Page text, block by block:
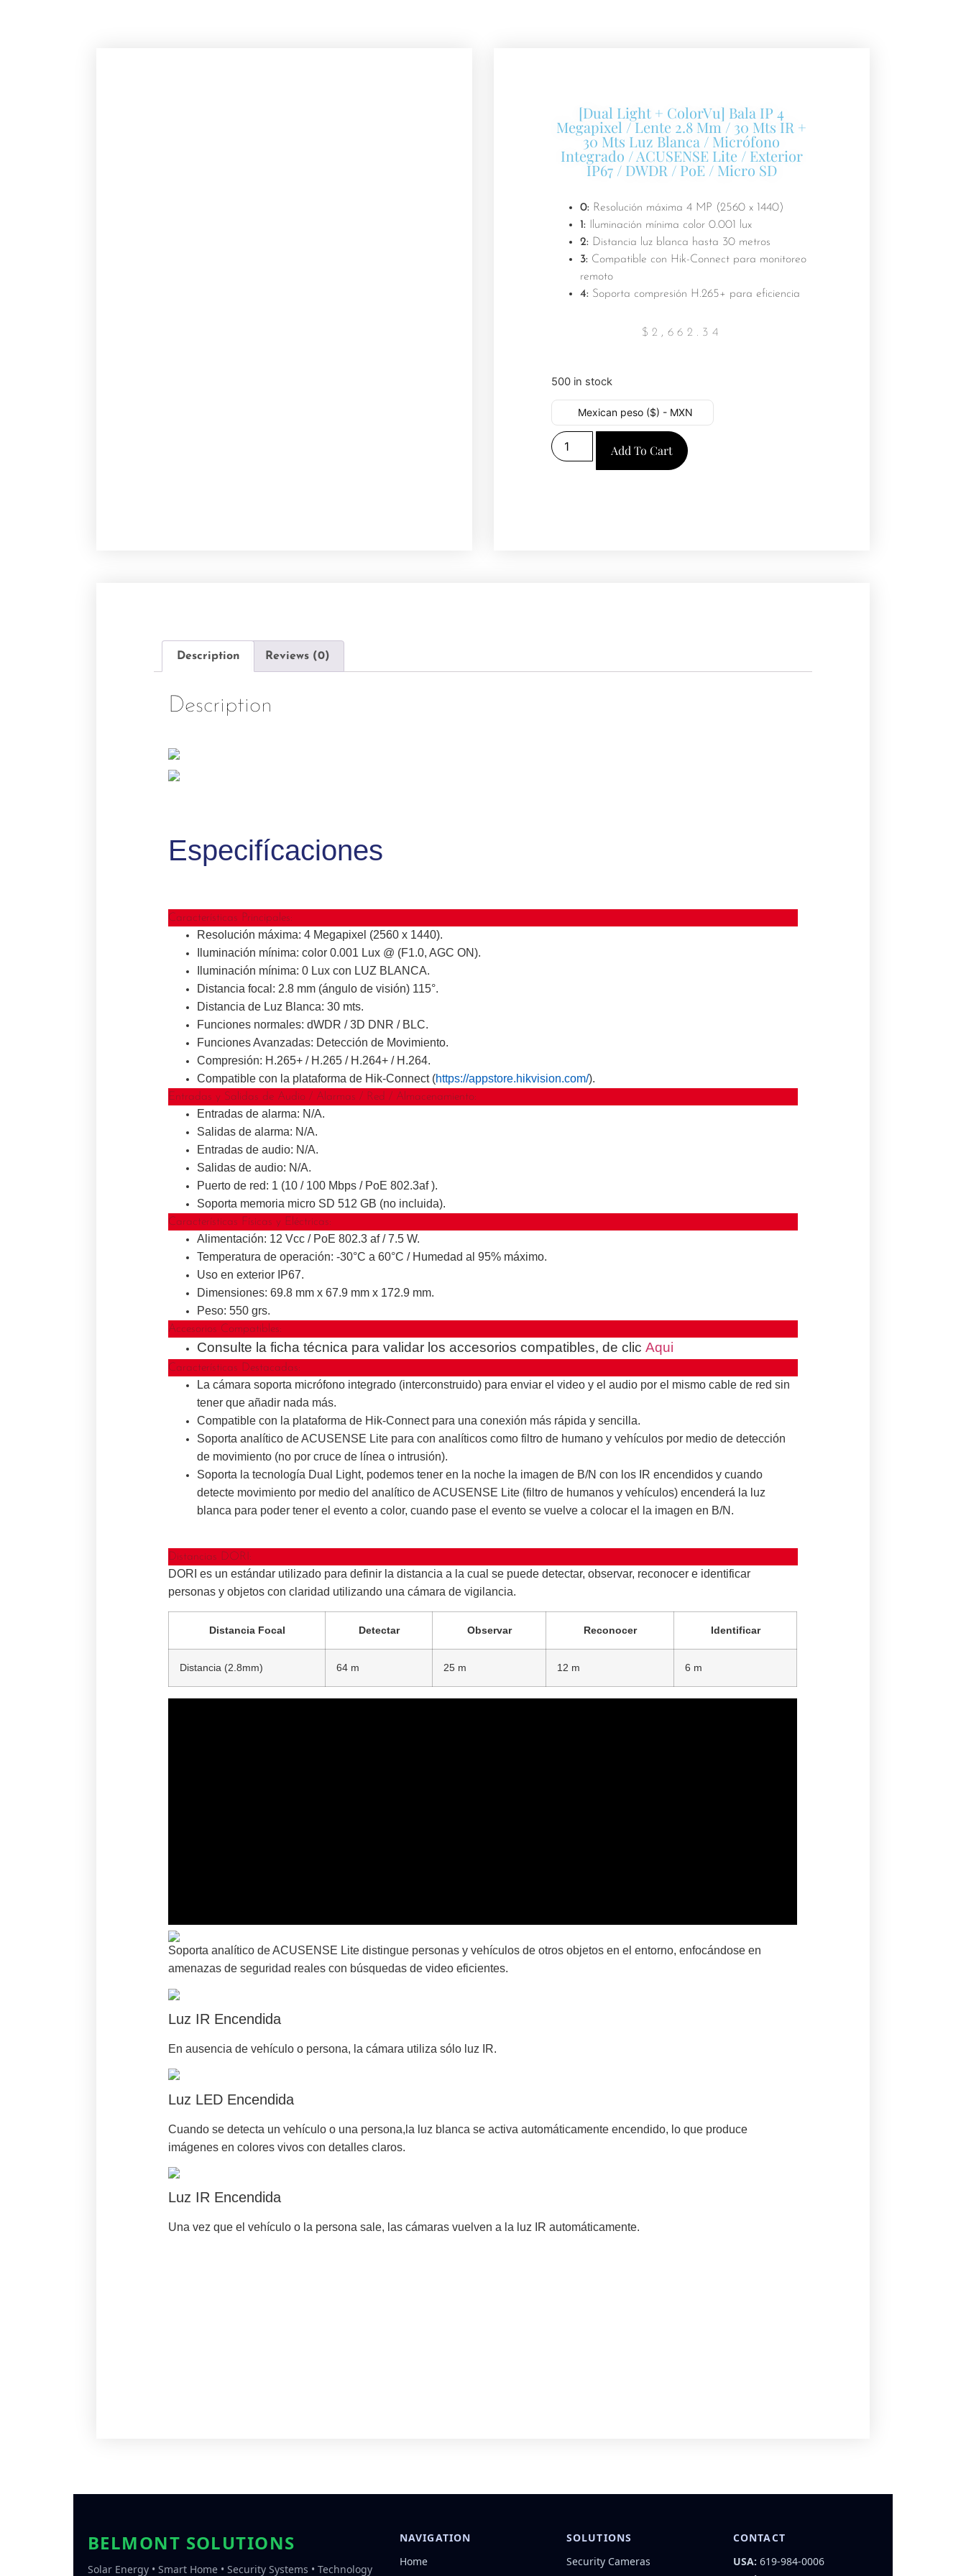
[Dual Light + ColorVu] Bala IP 4
Megapixel / Lente 2.8 Mm / 30 Mts IR +
30 Mts Luz Blanca / Micrófono
Integrado / ACUSENSE Lite / Exterior
IP67 / DWDR / PoE / Micro SD
0: Resolución máxima 4 MP (2560 x 1440)
1: Iluminación mínima color 0.001 lux
2: Distancia luz blanca hasta 30 metros
3: Compatible con Hik-Connect para monitoreo
remoto
4: Soporta compresión H.265+ para eficiencia
$ 2,662.34
500 in stock
Mexican peso ($) - MXN
Add To Cart
Description Reviews (0)
Description
Especifícaciones
Características Principales:
Resolución máxima: 4 Megapixel (2560 x 1440).
Iluminación mínima: color 0.001 Lux @ (F1.0, AGC ON).
Iluminación mínima: 0 Lux con LUZ BLANCA.
Distancia focal: 2.8 mm (ángulo de visión) 115°.
Distancia de Luz Blanca: 30 mts.
Funciones normales: dWDR / 3D DNR / BLC.
Funciones Avanzadas: Detección de Movimiento.
Compresión: H.265+ / H.265 / H.264+ / H.264.
Compatible con la plataforma de Hik-Connect (https://appstore.hikvision.com/).
Entradas y Salidas de Audio / Alarmas / Red / Almacenamiento:
Entradas de alarma: N/A.
Salidas de alarma: N/A.
Entradas de audio: N/A.
Salidas de audio: N/A.
Puerto de red: 1 (10 / 100 Mbps / PoE 802.3af ).
Soporta memoria micro SD 512 GB (no incluida).
Características Físicas y Eléctricas:
Alimentación: 12 Vcc / PoE 802.3 af / 7.5 W.
Temperatura de operación: -30°C a 60°C / Humedad al 95% máximo.
Uso en exterior IP67.
Dimensiones: 69.8 mm x 67.9 mm x 172.9 mm.
Peso: 550 grs.
Accesorios Compatibles:
Consulte la ficha técnica para validar los accesorios compatibles, de clicAqui
Características Destacadas:
La cámara soporta micrófono integrado (interconstruido) para enviar el video y el audio por el mismo cable de red sin
tener que añadir nada más.
Compatible con la plataforma de Hik-Connect para una conexión más rápida y sencilla.
Soporta analítico de ACUSENSE Lite para con analíticos como filtro de humano y vehículos por medio de detección
de movimiento (no por cruce de línea o intrusión).
Soporta la tecnología Dual Light, podemos tener en la noche la imagen de B/N con los IR encendidos y cuando
detecte movimiento por medio del analítico de ACUSENSE Lite (filtro de humanos y vehículos) encenderá la luz
blanca para poder tener el evento a color, cuando pase el evento se vuelve a colocar el la imagen en B/N.
Distancias DORI:
DORI es un estándar utilizado para definir la distancia a la cual se puede detectar, observar, reconocer e identificar
personas y objetos con claridad utilizando una cámara de vigilancia.
Distancia Focal Detectar Observar Reconocer Identificar
Distancia (2.8mm) 64 m 25 m 12 m 6 m
Soporta analítico de ACUSENSE Lite distingue personas y vehículos de otros objetos en el entorno, enfocándose en
amenazas de seguridad reales con búsquedas de video eficientes.
Luz IR Encendida
En ausencia de vehículo o persona, la cámara utiliza sólo luz IR.
Luz LED Encendida
Cuando se detecta un vehículo o una persona,la luz blanca se activa automáticamente encendido, lo que produce
imágenes en colores vivos con detalles claros.
Luz IR Encendida
Una vez que el vehículo o la persona sale, las cámaras vuelven a la luz IR automáticamente.
BELMONT SOLUTIONS
Solar Energy • Smart Home • Security Systems • Technology
NAVIGATION
Home
SOLUTIONS
Security Cameras
CONTACT
USA: 619-984-0006